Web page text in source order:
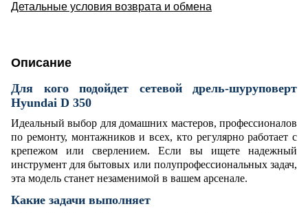
Детальные условия возврата и обмена
Описание
Для кого подойдет сетевой дрель-шуруповерт
Hyundai D 350
Идеальный выбор для домашних мастеров, профессионалов
по ремонту, монтажников и всех, кто регулярно работает с
крепежом или сверлением. Если вы ищете надежный
инструмент для бытовых или полупрофессиональных задач,
эта модель станет незаменимой в вашем арсенале.
Какие задачи выполняет